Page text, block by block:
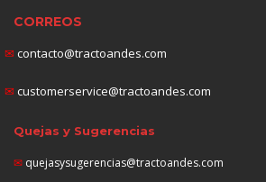
CORREOS
✉ contacto@tractoandes.com
✉ customerservice@tractoandes.com
Quejas y Sugerencias
✉ quejasysugerencias@tractoandes.com